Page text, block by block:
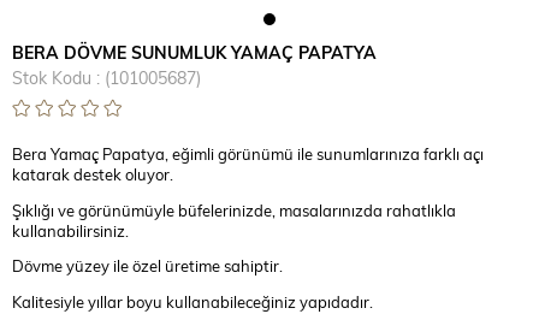
BERA DÖVME SUNUMLUK YAMAÇ PAPATYA
Stok Kodu
(101005687)
Bera Yamaç Papatya, eğimli görünümü ile sunumlarınıza farklı açı
katarak destek oluyor.
Şıklığı ve görünümüyle büfelerinizde, masalarınızda rahatlıkla
kullanabilirsiniz.
Dövme yüzey ile özel üretime sahiptir.
Kalitesiyle yıllar boyu kullanabileceğiniz yapıdadır.